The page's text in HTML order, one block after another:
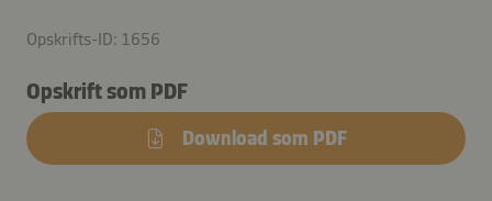
Opskrifts-ID: 1656
Opskrift som PDF
Download som PDF